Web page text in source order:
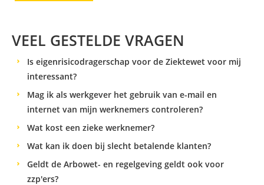
VEEL GESTELDE VRAGEN
Is eigenrisicodragerschap voor de Ziektewet voor mij
interessant?
Mag ik als werkgever het gebruik van e-mail en
internet van mijn werknemers controleren?
Wat kost een zieke werknemer?
Wat kan ik doen bij slecht betalende klanten?
Geldt de Arbowet- en regelgeving geldt ook voor
zzp'ers?